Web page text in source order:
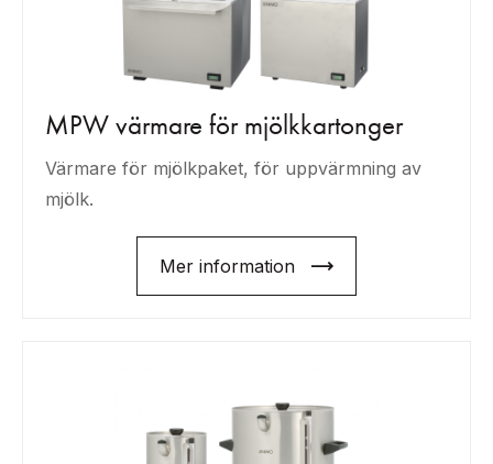
MPW värmare för mjölkkartonger
Värmare för mjölkpaket, för uppvärmning av
mjölk.
Mer information